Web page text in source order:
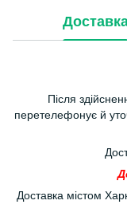
Після
перетелефонує й
Доставка містом